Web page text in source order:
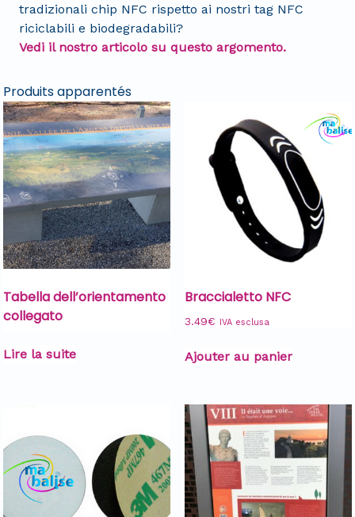
tradizionali chip NFC rispetto ai nostri tag NFC
riciclabili e biodegradabili?
Vedi il nostro articolo su questo argomento.
Produits apparentés
Tabella dell’orientamento
collegato
Lire la suite
Braccialetto NFC
3.49€ IVA esclusa
Ajouter au panier